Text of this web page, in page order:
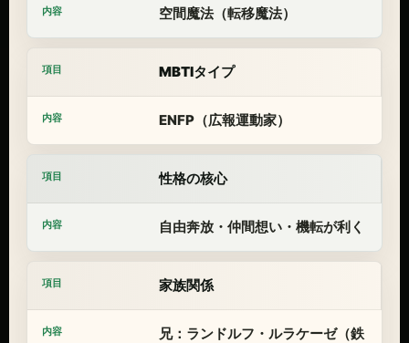
空間魔法（転移魔法）
MBTIタイプ
ENFP（広報運動家）
性格の核心
自由奔放・仲間想い・機転が利く
家族関係
兄：ランドルフ・ルラケーゼ（鉄